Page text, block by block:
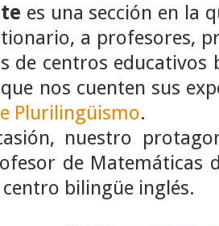
es una sección en la
a profesores,
de centros educativos
nos cuenten sus
Plurilingüismo.
nuestro
de Matemáticas
centro bilingüe inglés.